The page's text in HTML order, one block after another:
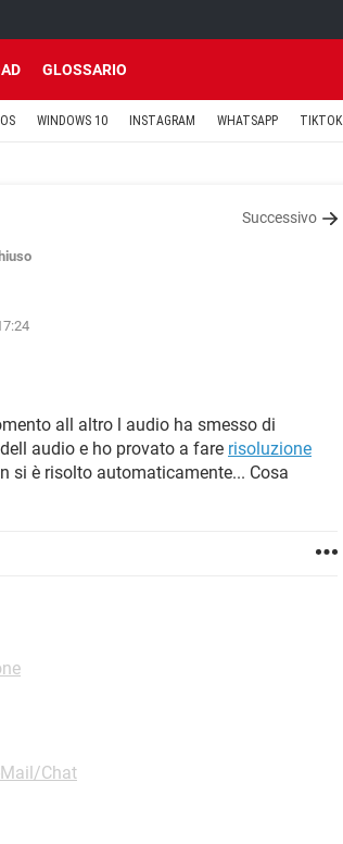
GLOSSARIO
WINDOWS 10 INSTAGRAM WHATSAPP TIKTOK
Successivo
all altro l audio ha smesso di
audio e ho provato a fare risoluzione
si è risolto automaticamente... Cosa
Chat